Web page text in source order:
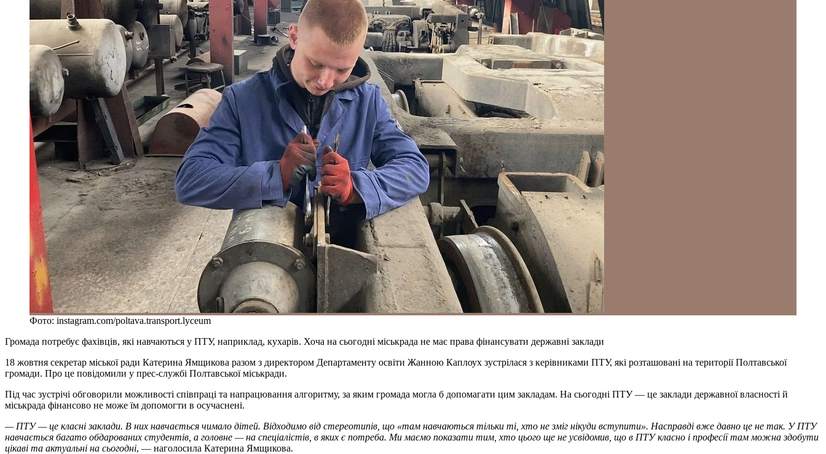
Фото: instagram.com/poltava.transport.lyceum
Громада потребує фахівців, які навчаються у ПТУ, наприклад, кухарів. Хоча на сьогодні міськрада не має права фінансувати державні заклади
18 жовтня секретар міської ради Катерина Ямщикова разом з директором Департаменту освіти Жанною Каплоух зустрілася з керівниками ПТУ, які розташовані на території Полтавської
громади. Про це повідомили у прес-службі Полтавської міськради.
Під час зустрічі обговорили можливості співпраці та напрацювання алгоритму, за яким громада могла б допомагати цим закладам. На сьогодні ПТУ — це заклади державної власності й
міськрада фінансово не може їм допомогти в осучаснені.
— ПТУ — це класні заклади. В них навчається чимало дітей. Відходимо від стереотипів, що «там навчаються тільки ті, хто не зміг нікуди вступити». Насправді вже давно це не так. У ПТУ
навчається багато обдарованих студентів, а головне — на спеціалістів, в яких є потреба. Ми маємо показати тим, хто цього ще не усвідомив, що в ПТУ класно і професії там можна здобути
цікаві та актуальні на сьогодні, — наголосила Катерина Ямщикова.